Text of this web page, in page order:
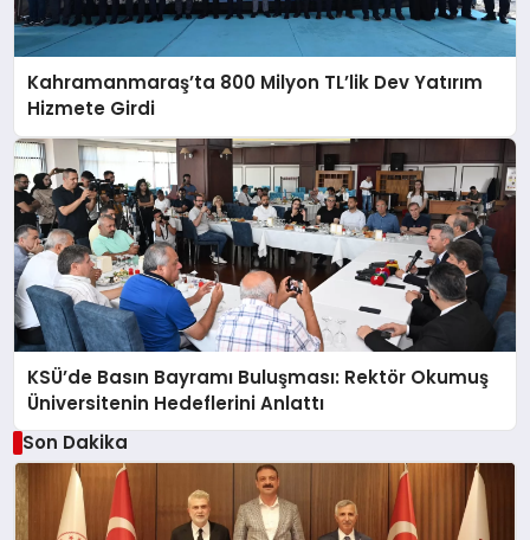
Kahramanmaraş’ta 800 Milyon TL’lik Dev Yatırım
Hizmete Girdi
KSÜ’de Basın Bayramı Buluşması: Rektör Okumuş
Üniversitenin Hedeflerini Anlattı
Son Dakika